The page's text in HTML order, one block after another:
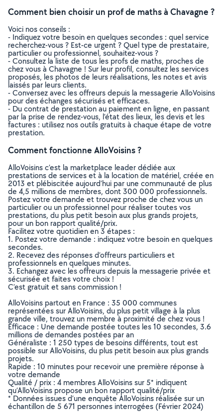
Comment bien choisir un prof de maths à Chavagne ?
Voici nos conseils :
- Indiquez votre besoin en quelques secondes : quel service
recherchez-vous ? Est-ce urgent ? Quel type de prestataire,
particulier ou professionnel, souhaitez-vous ?
- Consultez la liste de tous les profs de maths, proches de
chez vous à Chavagne ! Sur leur profil, consultez les services
proposés, les photos de leurs réalisations, les notes et avis
laissés par leurs clients.
- Conversez avec les offreurs depuis la messagerie AlloVoisins
pour des échanges sécurisés et efficaces.
- Du contrat de prestation au paiement en ligne, en passant
par la prise de rendez-vous, l’état des lieux, les devis et les
factures : utilisez nos outils gratuits à chaque étape de votre
prestation.
Comment fonctionne AlloVoisins ?
AlloVoisins c’est la marketplace leader dédiée aux
prestations de services et à la location de matériel, créée en
2013 et plébiscitée aujourd’hui par une communauté de plus
de 4,5 millions de membres, dont 300 000 professionnels.
Postez votre demande et trouvez proche de chez vous un
particulier ou un professionnel pour réaliser toutes vos
prestations, du plus petit besoin aux plus grands projets,
pour un bon rapport qualité/prix.
Facilitez votre quotidien en 3 étapes :
1. Postez votre demande : indiquez votre besoin en quelques
secondes.
2. Recevez des réponses d’offreurs particuliers et
professionnels en quelques minutes.
3. Echangez avec les offreurs depuis la messagerie privée et
sécurisée et faites votre choix !
C’est gratuit et sans commission !
AlloVoisins partout en France : 35 000 communes
représentées sur AlloVoisins, du plus petit village à la plus
grande ville, trouvez un membre à proximité de chez vous !
Efficace : Une demande postée toutes les 10 secondes, 3.6
millions de demandes postées par an
Généraliste : 1 250 types de besoins différents, tout est
possible sur AlloVoisins, du plus petit besoin aux plus grands
projets.
Rapide : 10 minutes pour recevoir une première réponse à
votre demande
Qualité / prix : 4 membres AlloVoisins sur 5* indiquent
qu’AlloVoisins propose un bon rapport qualité/prix
* Données issues d’une enquête AlloVoisins réalisée sur un
échantillon de 5 671 personnes interrogées (Février 2024)